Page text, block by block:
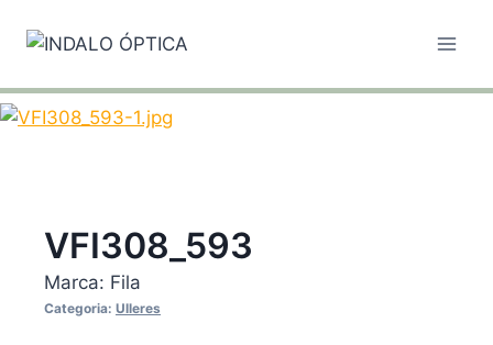
VFI308_593
Marca: Fila
Categoria: Ulleres